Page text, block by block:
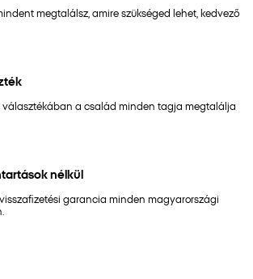
megtalálsz, amire szükséged lehet, kedvező
választékában a család minden tagja megtalálja
nélkül
garancia minden magyarországi